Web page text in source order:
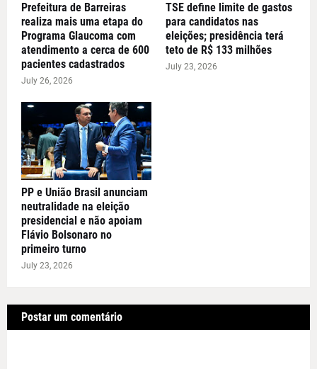
Prefeitura de Barreiras
realiza mais uma etapa do
Programa Glaucoma com
atendimento a cerca de 600
pacientes cadastrados
July 26, 2026
TSE define limite de gastos
para candidatos nas
eleições; presidência terá
teto de R$ 133 milhões
July 23, 2026
PP e União Brasil anunciam
neutralidade na eleição
presidencial e não apoiam
Flávio Bolsonaro no
primeiro turno
July 23, 2026
Postar um comentário